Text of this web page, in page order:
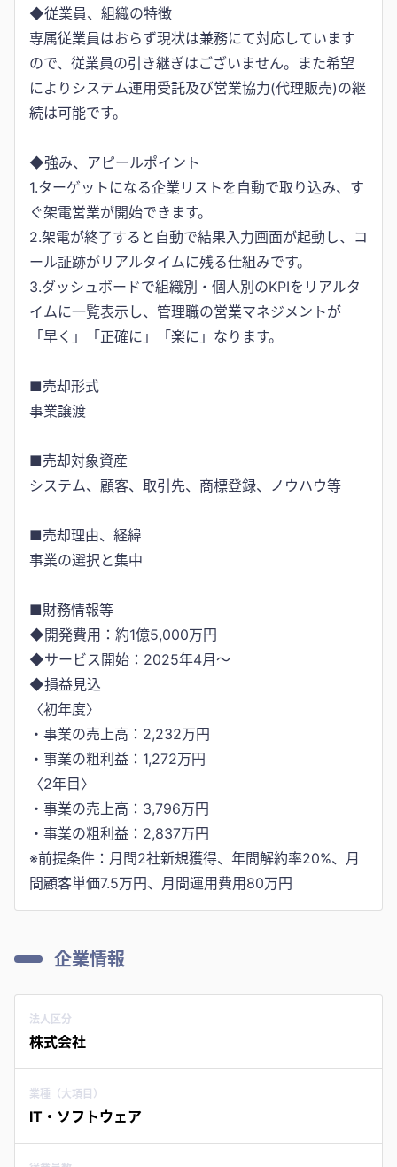
◆従業員、組織の特徴
専属従業員はおらず現状は兼務にて対応しています
ので、従業員の引き継ぎはございません。また希望
によりシステム運用受託及び営業協力(代理販売)の継
続は可能です。
◆強み、アピールポイント
1.ターゲットになる企業リストを自動で取り込み、す
ぐ架電営業が開始できます。
2.架電が終了すると自動で結果入力画面が起動し、コ
ール証跡がリアルタイムに残る仕組みです。
3.ダッシュボードで組織別・個人別のKPIをリアルタ
イムに一覧表示し、管理職の営業マネジメントが
「早く」「正確に」「楽に」なります。
■売却形式
事業譲渡
■売却対象資産
システム、顧客、取引先、商標登録、ノウハウ等
■売却理由、経緯
事業の選択と集中
■財務情報等
◆開発費用：約1億5,000万円
◆サービス開始：2025年4月～
◆損益見込
〈初年度〉
・事業の売上高：2,232万円
・事業の粗利益：1,272万円
〈2年目〉
・事業の売上高：3,796万円
・事業の粗利益：2,837万円
※前提条件：月間2社新規獲得、年間解約率20%、月
間顧客単価7.5万円、月間運用費用80万円
企業情報
法人区分
株式会社
業種（大項目）
IT・ソフトウェア